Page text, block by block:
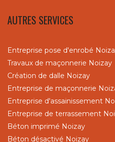
AUTRES SERVICES
Entreprise pose d'enrobé
Travaux de maçonnerie Noizay
Création de dalle Noizay
Entreprise de maçonnerie
Entreprise d'assainissement
Entreprise de terrassement
Béton imprimé Noizay
Béton désactivé Noizay